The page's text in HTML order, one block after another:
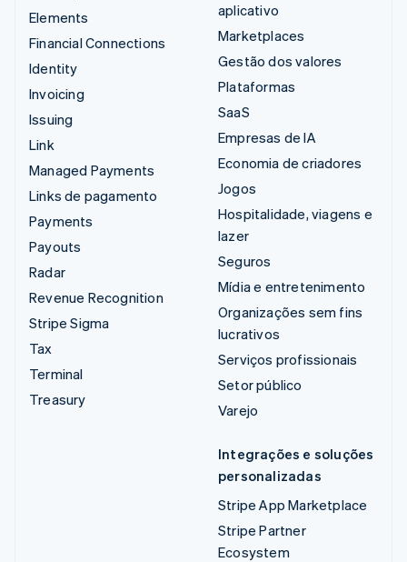
Elements
Financial Connections
Identity
Invoicing
Issuing
Link
Managed Payments
Links de pagamento
Payments
Payouts
Radar
Revenue Recognition
Stripe Sigma
Tax
Terminal
Treasury
aplicativo
Marketplaces
Gestão dos valores
Plataformas
SaaS
Empresas de IA
Economia de criadores
Jogos
Hospitalidade, viagens e
lazer
Seguros
Mídia e entretenimento
Organizações sem fins
lucrativos
Serviços profissionais
Setor público
Varejo
Integrações e soluções
personalizadas
Stripe App Marketplace
Stripe Partner
Ecosystem